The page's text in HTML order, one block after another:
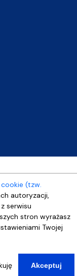
(tzw.
autoryzacji,
serwisu
stron wyrażasz
Twojej
Akceptuj